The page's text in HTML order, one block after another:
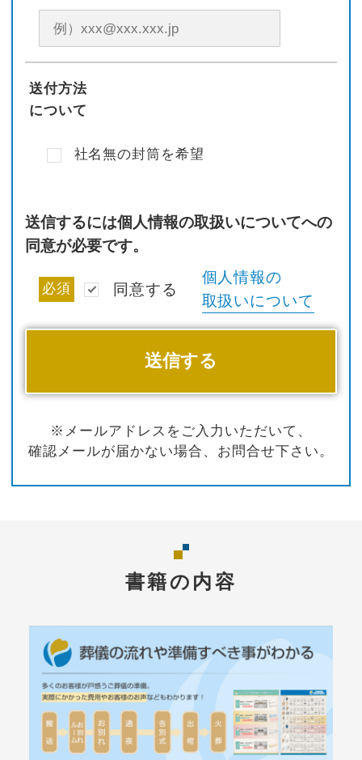
送付方法
について
社名無の封筒を希望
送信するには個人情報の取扱いについてへの
同意が必要です。
必須 同意する
個人情報の
取扱いについて
※メールアドレスをご入力いただいて、
確認メールが届かない場合、お問合せ下さい。
書籍の内容